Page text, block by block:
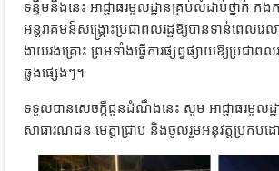
ទន្ទឹមនឹងនេះ អាជ្ញាធរមូលដ្ឋានគ្រប់លំដាប់ថ្នាក់ ក
អន្តរាគមន៍សង្គ្រោះប្រជាពលរដ្ឋឱ្យបានទាន់ពេល
ងាយរងគ្រោះ ព្រមទាំងធ្វើការផ្សព្វផ្សាយឱ្យប្រ
ឆ្លងផ្សេងៗ។
ទទួលបានសេចក្តីជូនដំណឹងនេះ សូម អាជ្ញាធរមូលដ្ឋា
សាធារណជន មេត្តាជ្រាប និងចូលរួមអនុវត្តប្រ